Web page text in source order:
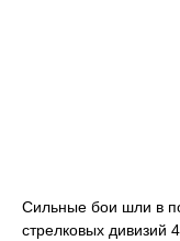
Сильные бои шли в
стрелковых дивизий